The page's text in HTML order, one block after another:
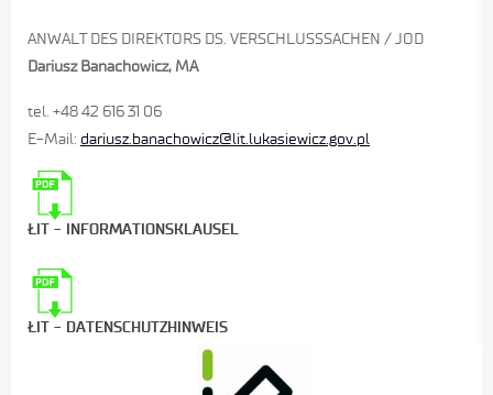
ANWALT DES DIREKTORS DS. VERSCHLUSSSACHEN / JOD
Dariusz Banachowicz, MA
tel. +48 42 616 31 06
E-Mail: dariusz.banachowicz@lit.lukasiewicz.gov.pl
ŁIT - INFORMATIONSKLAUSEL
ŁIT - DATENSCHUTZHINWEIS